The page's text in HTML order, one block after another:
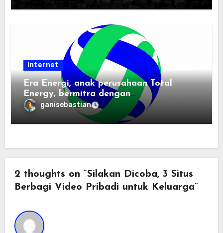
Internet
Era Energi, anak perusahaan Total
Energy, bermitra dengan
Zhuochuangtong untuk mempercepat
transisi energi Indonesia — raksasa
energi global bergabung dengan tim
terbarukan dan infrastruktur listrik
ganisebastian
2 thoughts on “Silakan Dicoba, 3 Situs
Berbagi Video Pribadi untuk Keluarga”